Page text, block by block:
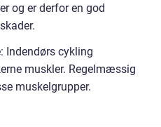
og er derfor en god
Indendørs cykling
muskler. Regelmæssig
muskelgrupper.